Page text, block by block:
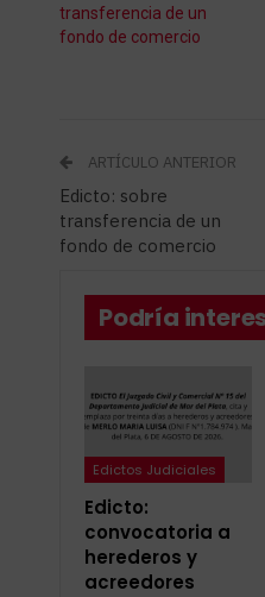
transferencia de un
fondo de comercio
ARTÍCULO ANTERIOR
Edicto: sobre
transferencia de un
fondo de comercio
Podría
Edictos Judiciales
Edicto:
convocatoria a
herederos y
acreedores